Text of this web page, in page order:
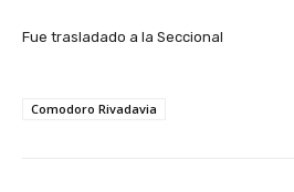
Fue trasladado a la Seccional
Comodoro Rivadavia